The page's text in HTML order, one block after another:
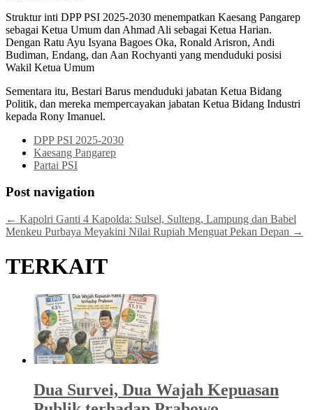
Struktur inti DPP PSI 2025-2030 menempatkan Kaesang Pangarep
sebagai Ketua Umum dan Ahmad Ali sebagai Ketua Harian.
Dengan Ratu Ayu Isyana Bagoes Oka, Ronald Arisron, Andi
Budiman, Endang, dan Aan Rochyanti yang menduduki posisi
Wakil Ketua Umum
Sementara itu, Bestari Barus menduduki jabatan Ketua Bidang
Politik, dan mereka mempercayakan jabatan Ketua Bidang Industri
kepada Rony Imanuel.
DPP PSI 2025-2030
Kaesang Pangarep
Partai PSI
Post navigation
← Kapolri Ganti 4 Kapolda: Sulsel, Sulteng, Lampung dan Babel
Menkeu Purbaya Meyakini Nilai Rupiah Menguat Pekan Depan →
TERKAIT
Dua Survei, Dua Wajah Kepuasan